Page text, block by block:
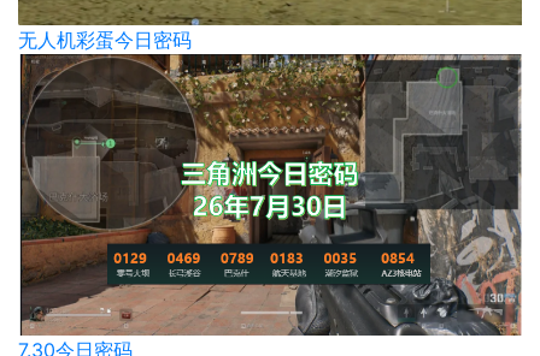
无人机彩蛋今日密码
7.30今日密码